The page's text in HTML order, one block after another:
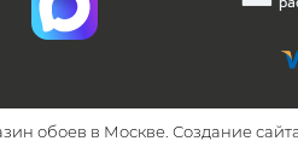
обоев в Москве. Создание